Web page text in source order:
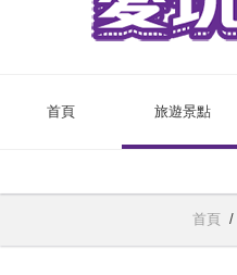
首頁 旅遊景點
首頁 /